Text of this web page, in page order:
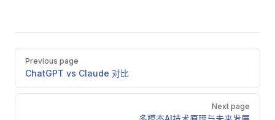
Pager
Previous page
ChatGPT vs Claude 对比
Next page